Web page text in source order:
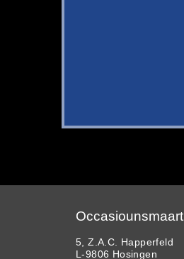
Occasiounsmaart
5, Z.A.C. Happerfeld
L-9806 Hosingen